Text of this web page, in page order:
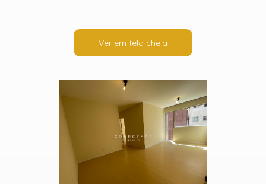
Ver em tela cheia